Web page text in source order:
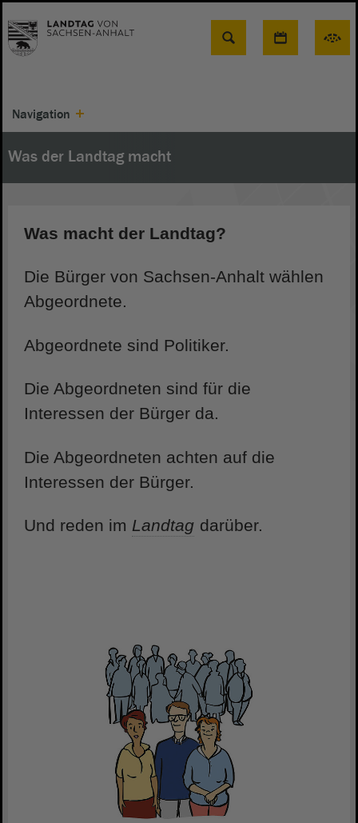
Suche
Navigation
Was der Landtag macht
Was macht der Landtag?
Die Bürger von Sachsen-Anhalt wählen
Abgeordnete.
Abgeordnete sind Politiker.
Die Abgeordneten sind für die
Interessen der Bürger da.
Die Abgeordneten achten auf die
Interessen der Bürger.
Und reden im Landtag darüber.